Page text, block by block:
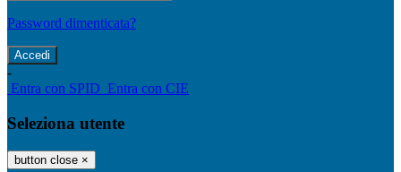
Password dimenticata?
-
Entra con SPID Entra con CIE
Seleziona utente
button close ×